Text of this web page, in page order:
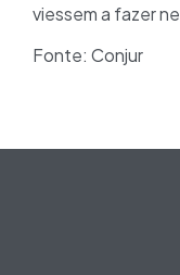
viessem a fazer
Fonte: Conjur